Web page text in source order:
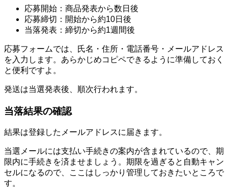
応募開始：商品発表から数日後
応募締切：開始から約10日後
当落発表：締切から約1週間後
応募フォームでは、氏名・住所・電話番号・メールアドレス
を入力します。あらかじめコピペできるように準備しておく
と便利ですよ。
発送は当選発表後、順次行われます。
当落結果の確認
結果は登録したメールアドレスに届きます。
当選メールには支払い手続きの案内が含まれているので、期
限内に手続きを済ませましょう。期限を過ぎると自動キャン
セルになるので、ここはしっかり管理しておきたいところで
す。